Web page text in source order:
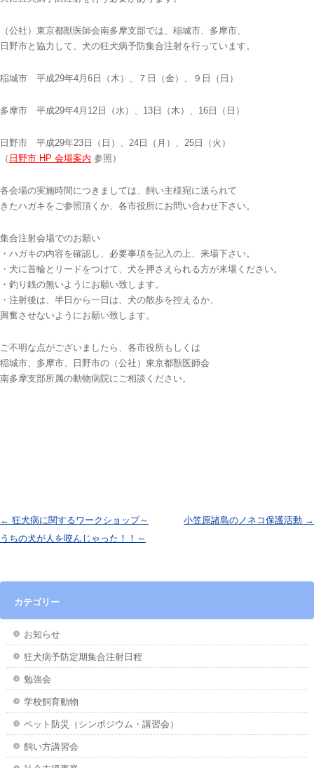
（公社）東京都獣医師会南多摩支部では、稲城市、多摩市、
日野市と協力して、犬の狂犬病予防集合注射を行っています。
稲城市 平成29年4月6日（木）、７日（金）、９日（日）
多摩市 平成29年4月12日（水）、13日（木）、16日（日）
日野市 平成29年23日（日）、24日（月）、25日（火）
（ 日野市 HP 会場案内 参照）
各会場の実施時間につきましては、飼い主様宛に送られて
きたハガキをご参照頂くか、各市役所にお問い合わせ下さい。
集合注射会場でのお願い
・ハガキの内容を確認し、必要事項を記入の上、来場下さい。
・犬に首輪とリードをつけて、犬を押さえられる方が来場ください。
・釣り銭の無いようにお願い致します。
・注射後は、半日から一日は、犬の散歩を控えるか、
興奮させないようにお願い致します。
ご不明な点がございましたら、各市役所もしくは
稲城市、多摩市、日野市の（公社）東京都獣医師会
南多摩支部所属の動物病院にご相談ください。
投稿ナビゲーション
← 狂犬病に関するワークショップ～
うちの犬が人を咬んじゃった！！～
小笠原諸島のノネコ保護活動 →
カテゴリー
お知らせ
狂犬病予防定期集合注射日程
勉強会
学校飼育動物
ペット防災（シンポジウム・講習会）
飼い方講習会